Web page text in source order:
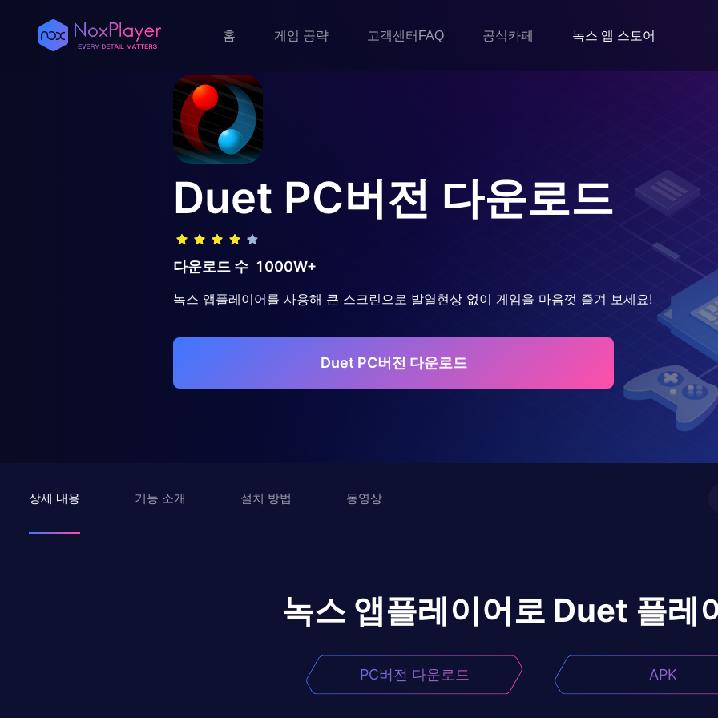
홈 게임 공략 고객센터FAQ 공식카페 녹스 앱 스토어
Duet PC버전 다운로드
다운로드 수 1000W+
녹스 앱플레이어를 사용해 큰 스크린으로 발열현상 없이 게임을 마음껏 즐겨 보세요!
Duet PC버전 다운로드
상세 내용 기능 소개 설치 방법 동영상
녹스 앱플레이어로 Duet 플레
PC버전 다운로드 APK